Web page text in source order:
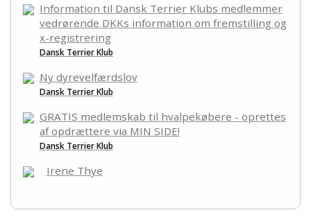
Aktiviteter
Information til Dansk Terrier Klubs medlemmer
vedrørende DKKs information om fremstilling og
x-registrering
Dansk Terrier Klub
Ny dyrevelfærdslov
Dansk Terrier Klub
GRATIS medlemskab til hvalpekøbere - oprettes
af opdrættere via MIN SIDE!
Dansk Terrier Klub
Irene Thye